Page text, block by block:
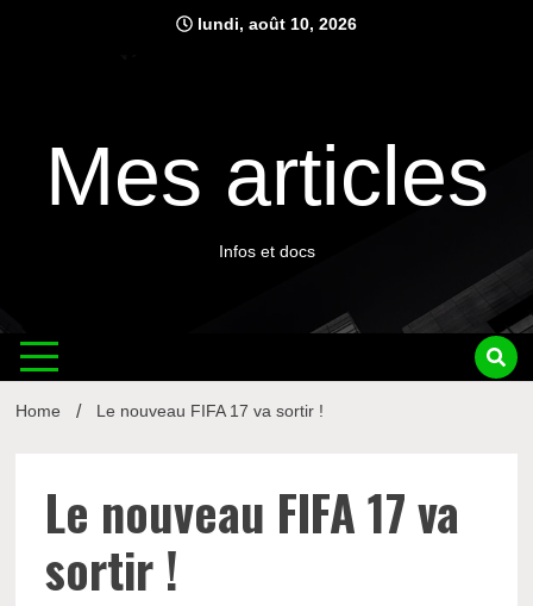
lundi, août 10, 2026
Mes articles
Infos et docs
Home Le nouveau FIFA 17 va sortir !
Le nouveau FIFA 17 va
sortir !